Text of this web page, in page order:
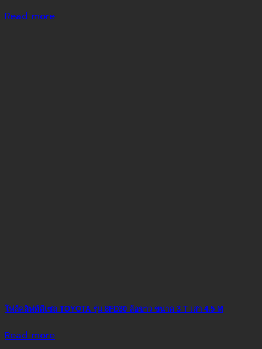
Read more
โฟล์คลิฟท์ดีเซล TOYOTA รุ่น 8FD30 ล้อขาว ขนาด 3 T เสา 4.5 M
Read more